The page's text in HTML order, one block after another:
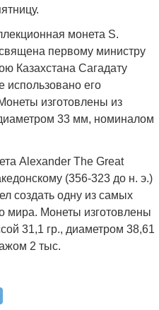
монета S.
первому министру
Казахстана Сагадату
использовано его
изготовлены из
33 мм, номиналом
Alexander The Great
(356-323 до н. э.)
создать одну из самых
мира. Монеты изготовлены
31,1 гр., диаметром 38,61
2 тыс.